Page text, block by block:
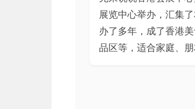
展览中心举办，汇集
办了多年，成了香港
品区等，适合家庭、朋